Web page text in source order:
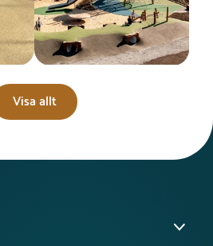
Visa allt